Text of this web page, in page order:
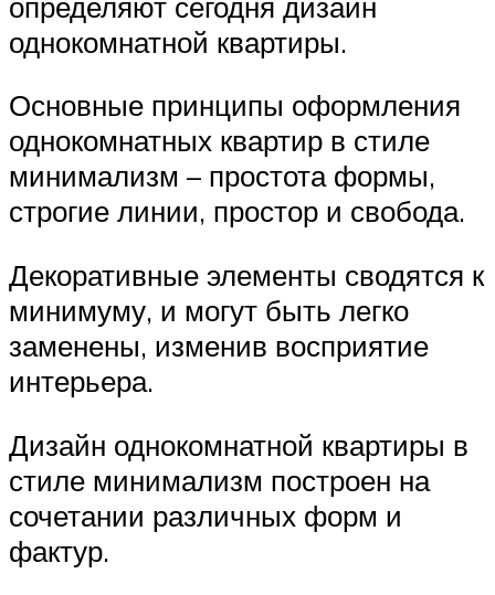
однокомнатной квартиры.
Основные принципы оформления
однокомнатных квартир в стиле
минимализм – простота формы,
строгие линии, простор и свобода.
Декоративные элементы сводятся к
минимуму, и могут быть легко
заменены, изменив восприятие
интерьера.
Дизайн однокомнатной квартиры в
стиле минимализм построен на
сочетании различных форм и
фактур.